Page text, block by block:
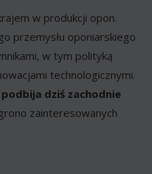
w produkcji opon.
przemysłu oponiarskiego
w tym polityką
technologicznymi.
dziś zachodnie
zainteresowanych